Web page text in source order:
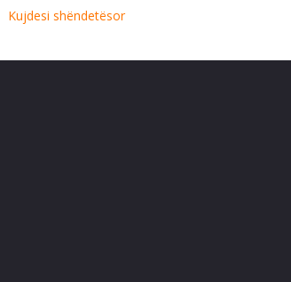
Kujdesi shëndetësor